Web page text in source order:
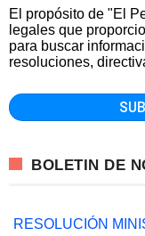
El propósito de "El
legales que
para buscar
resoluciones,
BOLETIN DE
RESOLUCIÓN